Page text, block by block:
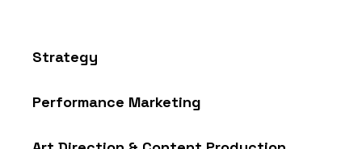
Strategy
Performance Marketing